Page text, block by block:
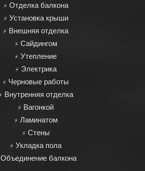
Отделка балкона
Установка крыши
Внешняя отделка
Сайдингом
Утепление
Электрика
Черновые работы
Внутренняя отделка
Вагонкой
Ламинатом
Стены
Укладка пола
Объединение балкона